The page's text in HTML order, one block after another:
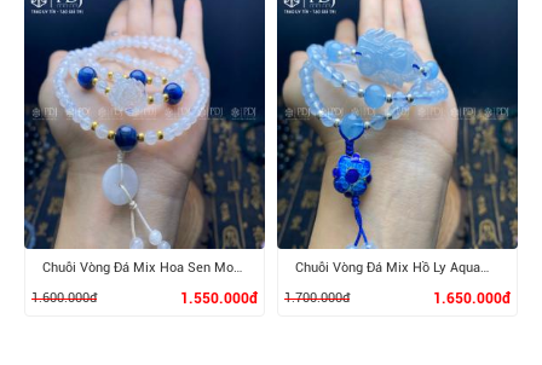
XEM CHI TIẾT XEM CHI TIẾT
Chuỗi Vòng Đá Mix Hoa Sen Moonstone
1.600.000đ
1.550.000đ
Chuỗi Vòng Đá Mix Hồ Ly Aquamarine
1.700.000đ
1.650.000đ